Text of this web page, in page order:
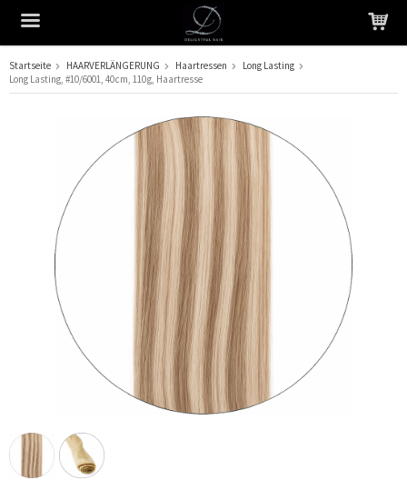
Das Produkt wurde in Ihren Warenkorb gelegt
Startseite HAARVERLÄNGERUNG Haartressen
Long Lasting
Long Lasting, #10/6001, 40 cm, 110 g, Haartresse